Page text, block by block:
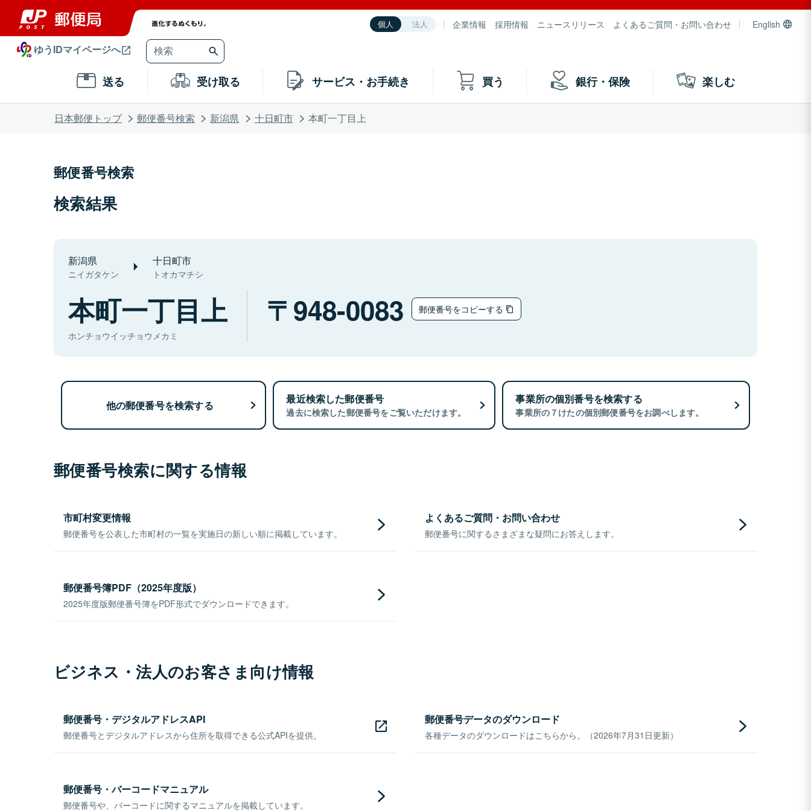
個人 法人 企業情報 採用情報 ニュースリリース よくあるご質問・お問い合わせ English
ゆうIDマイページへ
送る 受け取る サービス・お手続き 買う 銀行・保険 楽しむ
日本郵便トップ 郵便番号検索 新潟県 十日町市 本町一丁目上
郵便番号検索
検索結果
新潟県
ニイガタケン
十日町市
トオカマチシ
本町一丁目上
ホンチョウイッチョウメカミ
948-0083 郵便番号をコピーする
他の郵便番号を検索する 最近検索した郵便番号
過去に検索した郵便番号をご覧いただけます。
事業所の個別番号を検索する
事業所の７けたの個別郵便番号をお調べします。
郵便番号検索に関する情報
市町村変更情報
郵便番号を公表した市町村の一覧を実施日の新しい順に掲載しています。
よくあるご質問・お問い合わせ
郵便番号に関するさまざまな疑問にお答えします。
郵便番号簿PDF（2025年度版）
2025年度版郵便番号簿をPDF形式でダウンロードできます。
ビジネス・法人のお客さま向け情報
郵便番号・デジタルアドレスAPI
郵便番号とデジタルアドレスから住所を取得できる公式APIを提供。
郵便番号データのダウンロード
各種データのダウンロードはこちらから。（2026年7月31日更新）
郵便番号・バーコードマニュアル
郵便番号や、バーコードに関するマニュアルを掲載しています。